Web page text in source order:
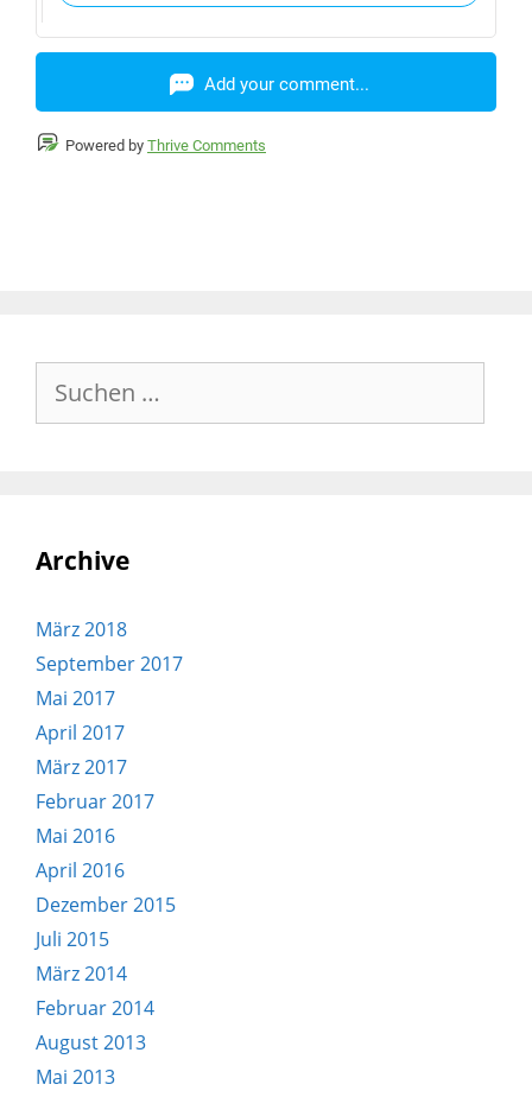
Add your comment...
Powered by Thrive Comments
Archive
März 2018
September 2017
Mai 2017
April 2017
März 2017
Februar 2017
Mai 2016
April 2016
Dezember 2015
Juli 2015
März 2014
Februar 2014
August 2013
Mai 2013